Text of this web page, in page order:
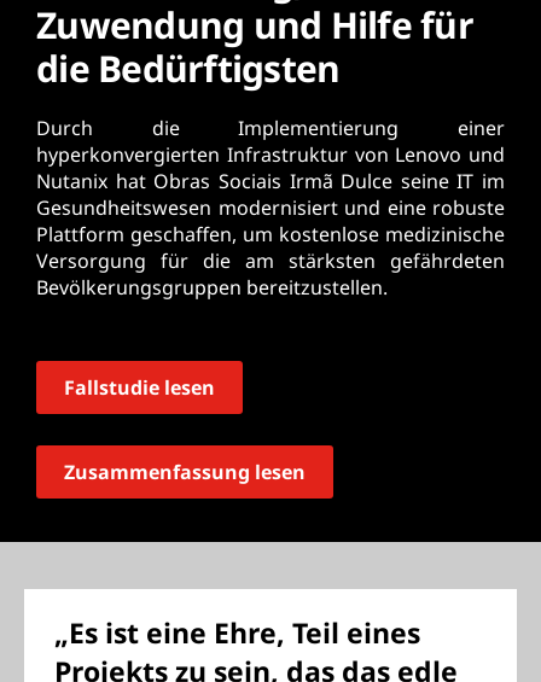
Zuwendung und Hilfe für
die Bedürftigsten
Durch die Implementierung einer
hyperkonvergierten Infrastruktur von Lenovo und
Nutanix hat Obras Sociais Irmã Dulce seine IT im
Gesundheitswesen modernisiert und eine robuste
Plattform geschaffen, um kostenlose medizinische
Versorgung für die am stärksten gefährdeten
Bevölkerungsgruppen bereitzustellen.
Fallstudie lesen
Zusammenfassung lesen
„Es ist eine Ehre, Teil eines
Projekts zu sein, das das edle